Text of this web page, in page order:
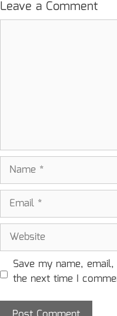
Leave a Comment
Name
Email
Website
Save my name,
the next time I